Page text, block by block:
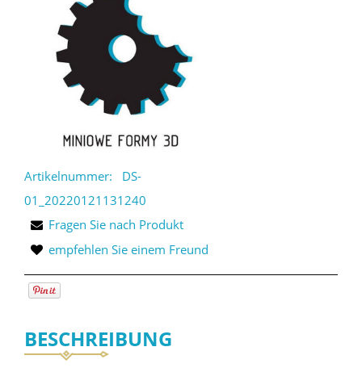
Artikelnummer:
DS-
01_20220121131240
Fragen Sie nach Produkt
empfehlen Sie einem Freund
BESCHREIBUNG